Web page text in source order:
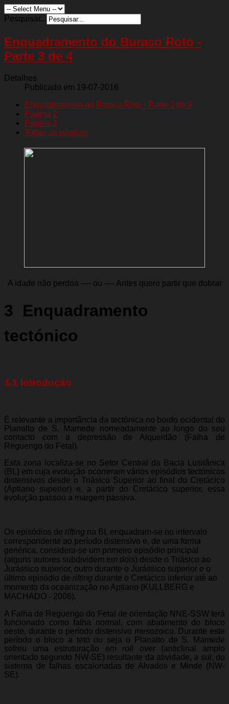
Pesquisar...
Enquadramento do Buraco Roto -
Parte 3 de 4
Detalhes
Publicado em 19-07-2016
Enquadramento do Buraco Roto - Parte 3 de 4
Página 2
Página 3
Todas as páginas
A idade não perdoa ---- ou ---- Antes quero partir que dobrar
3  Enquadramento
tectónico
3.1 Introdução
É relevante a importância da tectónica no bordo ocidental do
Planalto de S. Mamede nomeadamente ao longo do seu
contacto com a depressão de Alqueidão (Falha de
Reguengo do Fetal).
Esta zona localiza-se no Setor Central da Bacia Lusitânica
(BL) em cuja evolução ocorreram vários episódios tectónicos
distensivos desde o Triásico Superior ao final do Cretácico
(Aptiano superior) e, a partir do Cretácico superior, essa
evolução passou a margem passiva.
Os episódios de rifting na BL enquadram-se no intervalo
correspondente ao período distensivo e, de uma forma
genérica, considera-se um primeiro episódio principal
(alguns autores subdividem em dois) desde o Triásico ao
Jurássico superior, outro durante o Jurássico superior e o
último episódio de rifting durante o Cretácico inferior até ao
momento da oceanização no Aptiano (KULLBERG e
MACHADO - 2006).
A Falha de Reguengo do Fetal de orientação NNE-SSW terá
funcionado como falha normal, com abatimento do bloco
oeste, durante o período distensivo mesozoico. Durante este
período o bloco a teto ou seja o Planalto de S. Mamede
sofreu uma estruturação em roll over(anticlinal amplo
orientado segundo NW-SE) resultante da atividade, a sul, do
sistema de falhas escalonadas de Alvados e Minde (NW-
SE).